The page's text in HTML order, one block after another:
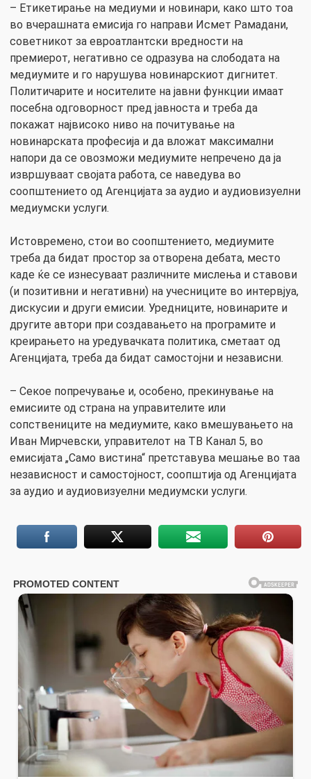
– Етикетирање на медиуми и новинари, како што тоа
во вчерашната емисија го направи Исмет Рамадани,
советникот за евроатлантски вредности на
премиерот, негативно се одразува на слободата на
медиумите и го нарушува новинарскиот дигнитет.
Политичарите и носителите на јавни функции имаат
посебна одговорност пред јавноста и треба да
покажат највисоко ниво на почитување на
новинарската професија и да вложат максимални
напори да се овозможи медиумите непречено да ја
извршуваат својата работа, се наведува во
соопштението од Агенцијата за аудио и аудиовизуелни
медиумски услуги.
Истовремено, стои во соопштението, медиумите
треба да бидат простор за отворена дебата, место
каде ќе се изнесуваат различните мислења и ставови
(и позитивни и негативни) на учесниците во интервјуа,
дискусии и други емисии. Уредниците, новинарите и
другите автори при создавањето на програмите и
креирањето на уредувачката политика, сметаат од
Агенцијата, треба да бидат самостојни и независни.
– Секое попречување и, особено, прекинување на
емисиите од страна на управителите или
сопствениците на медиумите, како вмешувањето на
Иван Мирчевски, управителот на ТВ Канал 5, во
емисијата „Само вистина“ претставува мешање во таа
независност и самостојност, соопштија од Агенцијата
за аудио и аудиовизуелни медиумски услуги.